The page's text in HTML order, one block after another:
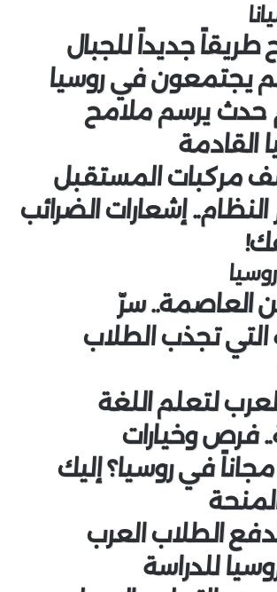
طريقاً جديداً للجبال
يجتمعون في روسيا
حدث يرسم ملامح
القادمة
مركبات المستقبل
النظام.. إشعارات الضرائب
العاصمة.. سرّ
التي تجذب الطلاب
لتعلم اللغة
فرص وخيارات
مجاناً في روسيا؟ إليك
تدفع الطلاب العرب
للدراسة